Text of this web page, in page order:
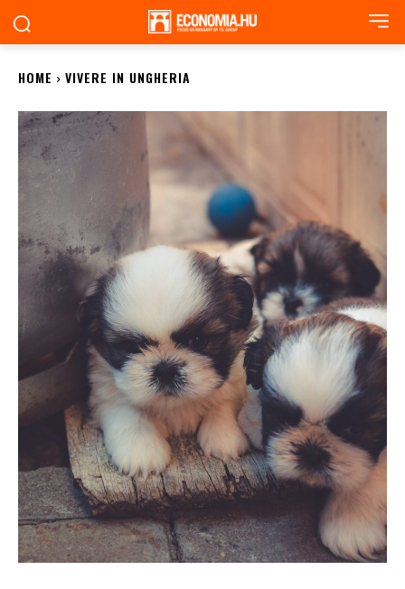
HOME VIVERE IN UNGHERIA